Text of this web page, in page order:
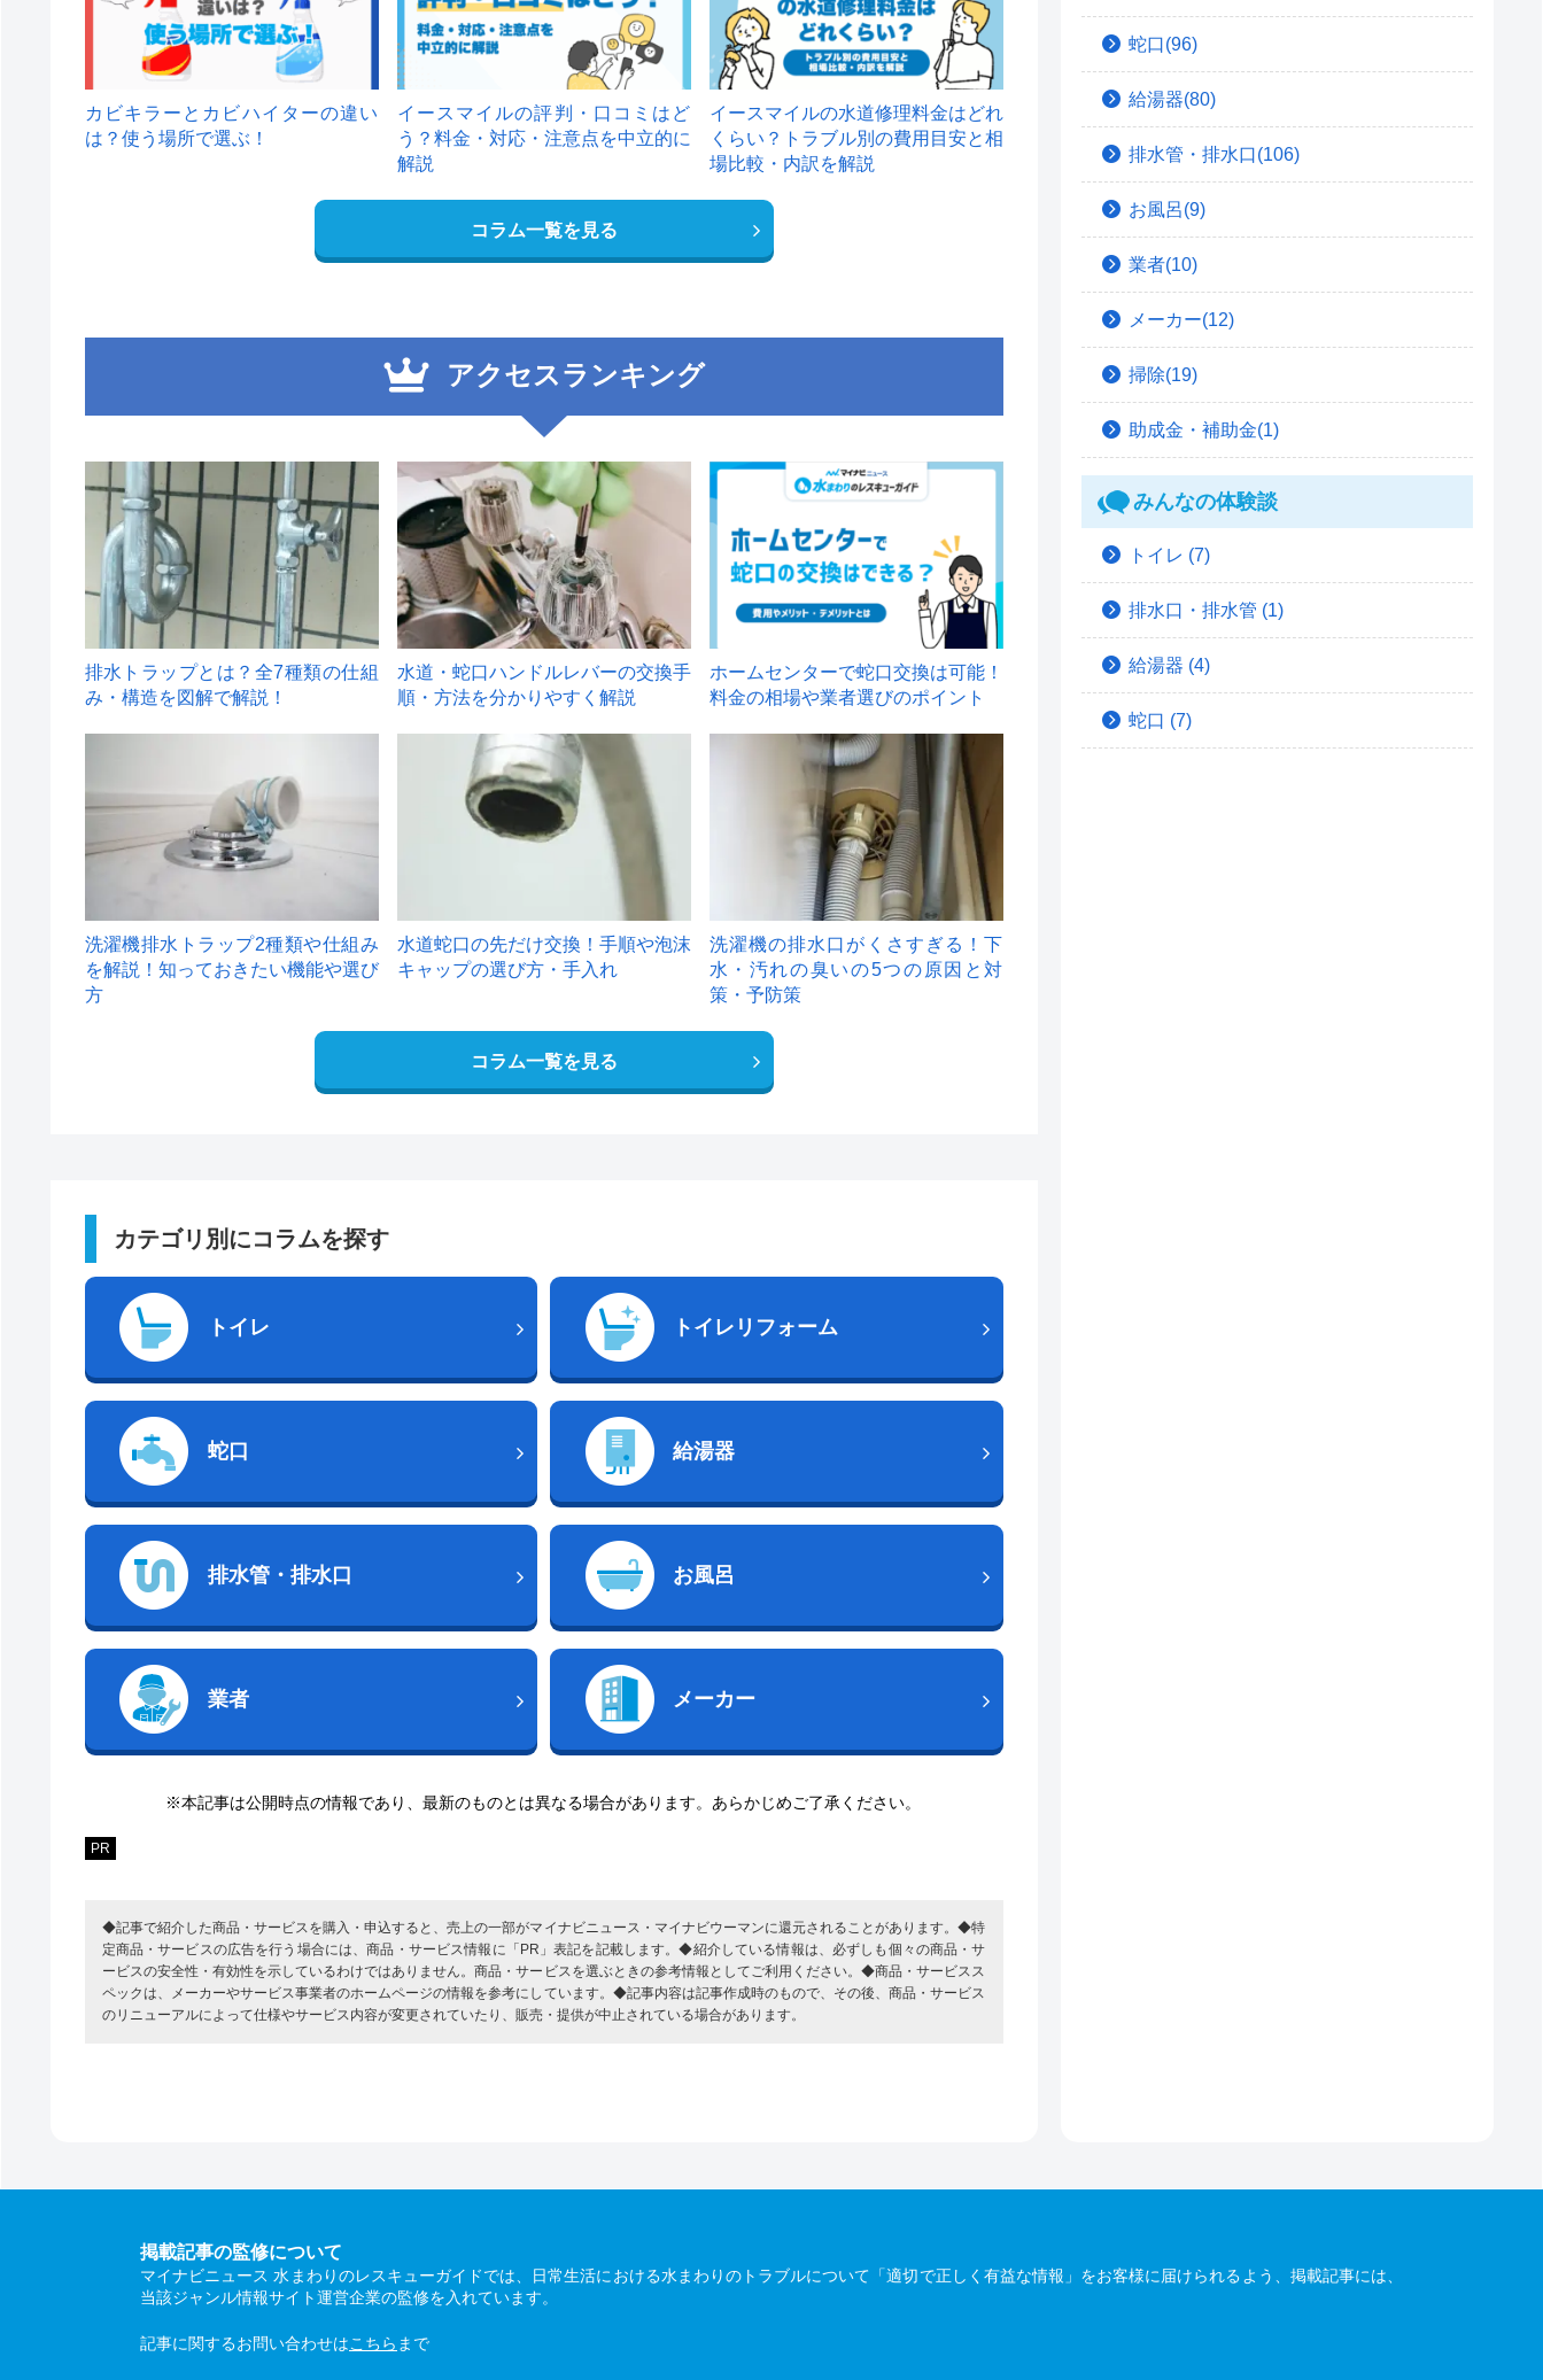
カビキラーとカビハイターの違い
は？使う場所で選ぶ！
イースマイルの評判・口コミはど
う？料金・対応・注意点を中立的に
解説
イースマイルの水道修理料金はどれ
くらい？トラブル別の費用目安と相
場比較・内訳を解説
コラム一覧を見る
アクセスランキング
1
排水トラップとは？全7種類の仕組
み・構造を図解で解説！
2
水道・蛇口ハンドルレバーの交換手
順・方法を分かりやすく解説
ホームセンターで蛇口交換は可能！
料金の相場や業者選びのポイント
洗濯機排水トラップ2種類や仕組み
を解説！知っておきたい機能や選び
方
水道蛇口の先だけ交換！手順や泡沫
キャップの選び方・手入れ
洗濯機の排水口がくさすぎる！下
水・汚れの臭いの5つの原因と対
策・予防策
コラム一覧を見る
カテゴリ別にコラムを探す
トイレ トイレリフォーム
蛇口 給湯器
排水管・排水口 お風呂
業者 メーカー
※本記事は公開時点の情報であり、最新のものとは異なる場合があります。あらかじめご了承ください。
PR
◆記事で紹介した商品・サービスを購入・申込すると、売上の一部がマイナビニュース・マイナビウーマンに還元されることがあります。◆特
定商品・サービスの広告を行う場合には、商品・サービス情報に「PR」表記を記載します。◆紹介している情報は、必ずしも個々の商品・サ
ービスの安全性・有効性を示しているわけではありません。商品・サービスを選ぶときの参考情報としてご利用ください。◆商品・サービスス
ペックは、メーカーやサービス事業者のホームページの情報を参考にしています。◆記事内容は記事作成時のもので、その後、商品・サービス
のリニューアルによって仕様やサービス内容が変更されていたり、販売・提供が中止されている場合があります。
蛇口(96)
給湯器(80)
排水管・排水口(106)
お風呂(9)
業者(10)
メーカー(12)
掃除(19)
助成金・補助金(1)
みんなの体験談
トイレ (7)
排水口・排水管 (1)
給湯器 (4)
蛇口 (7)
掲載記事の監修について
マイナビニュース 水まわりのレスキューガイドでは、日常生活における水まわりのトラブルについて「適切で正しく有益な情報」をお客様に届けられるよう、掲載記事には、
当該ジャンル情報サイト運営企業の監修を入れています。
記事に関するお問い合わせはこちら まで